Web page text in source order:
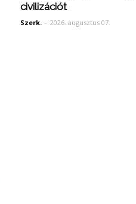
civilizációt
Szerk. - 2026. augusztus 07.